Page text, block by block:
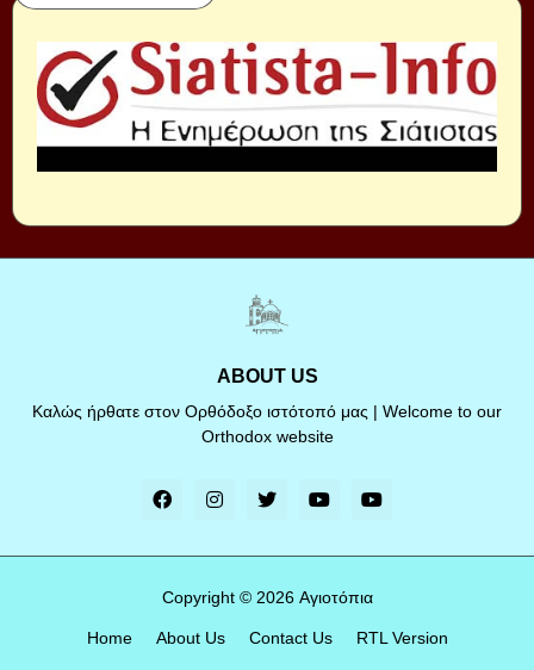
ABOUT US
Καλώς ήρθατε στον Ορθόδοξο ιστότοπό μας | Welcome to our
Orthodox website
Copyright © 2026 Αγιοτόπια
Home About Us Contact Us RTL Version